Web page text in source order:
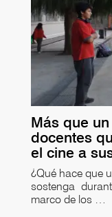
Más que
docentes
el cine a
¿Qué hace que
sostenga
marco de los …